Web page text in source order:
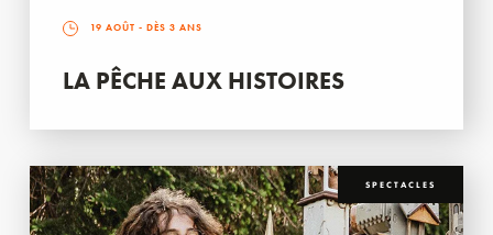
19 AOÛT - DÈS 3 ANS
LA PÊCHE AUX HISTOIRES
SPECTACLES